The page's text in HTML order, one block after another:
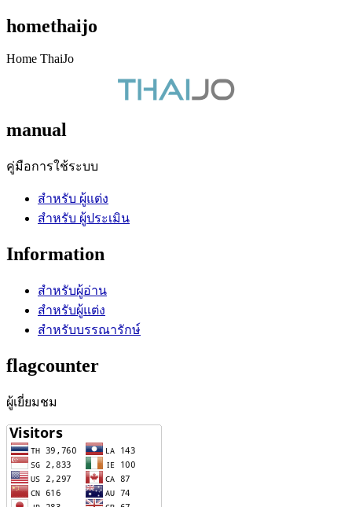
homethaijo
Home ThaiJo
manual
คู่มือการใช้ระบบ
สำหรับ ผู้แต่ง
สำหรับ ผู้ประเมิน
Information
สำหรับผู้อ่าน
สำหรับผู้แต่ง
สำหรับบรรณารักษ์
flagcounter
ผู้เยี่ยมชม